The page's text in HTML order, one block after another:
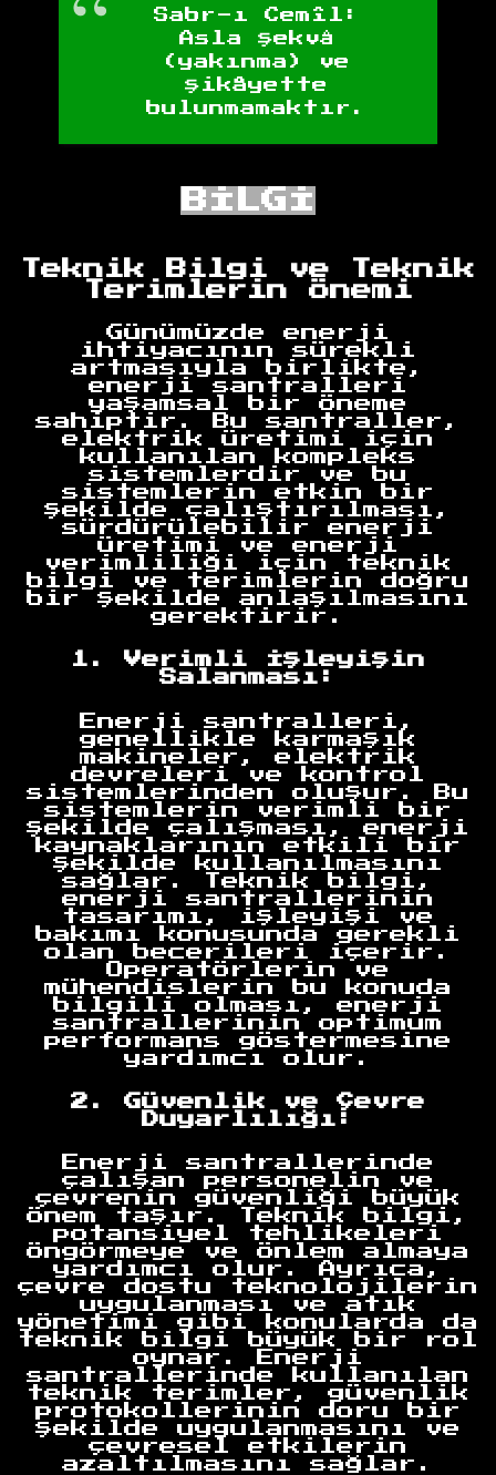
Sabr-ı Cemîl:
Asla şekvå
(yakınma) ve
şikâyette
bulunmamaktır.
BİLGİ
Teknik Bilgi ve Teknik
Terimlerin Önemi
Günümüzde enerji
ihtiyacının sürekli
artmasıyla birlikte,
enerji santralleri
yaşamsal bir öneme
sahiptir. Bu santraller,
elektrik üretimi için
kullanılan kompleks
sistemlerdir ve bu
sistemlerin etkin bir
şekilde çalıştırılması,
sürdürülebilir enerji
üretimi ve enerji
verimliliği için teknik
bilgi ve terimlerin doğru
bir şekilde anlaşılmasını
gerektirir.
1. Verimli İşleyişin
Salanması:
Enerji santralleri,
genellikle karmaşık
makineler, elektrik
devreleri ve kontrol
sistemlerinden oluşur. Bu
sistemlerin verimli bir
şekilde çalışması, enerji
kaynaklarının etkili bir
şekilde kullanılmasını
sağlar. Teknik bilgi,
enerji santrallerinin
tasarımı, işleyişi ve
bakımı konusunda gerekli
olan becerileri içerir.
Operatörlerin ve
mühendislerin bu konuda
bilgili olması, enerji
santrallerinin optimum
performans göstermesine
yardımcı olur.
2. Güvenlik ve Çevre
Duyarlılığı:
Enerji santrallerinde
çalışan personelin ve
çevrenin güvenliği büyük
önem taşır. Teknik bilgi,
potansiyel tehlikeleri
öngörmeye ve önlem almaya
yardımcı olur. Ayrıca,
çevre dostu teknolojilerin
uygulanması ve atık
yönetimi gibi konularda da
teknik bilgi büyük bir rol
oynar. Enerji
santrallerinde kullanılan
teknik terimler, güvenlik
protokollerinin doru bir
şekilde uygulanmasını ve
çevresel etkilerin
azaltılmasını sağlar.